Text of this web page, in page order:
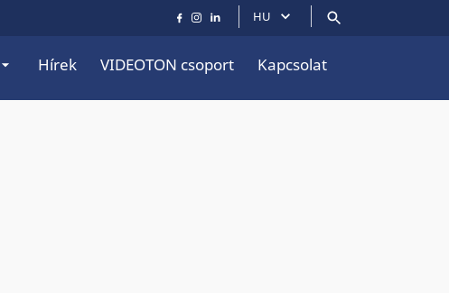
HU
Hírek VIDEOTON csoport Kapcsolat